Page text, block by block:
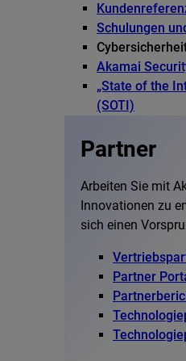
Schulungen
Akamai
„State of the
(SOTI)
Partner
Arbeiten Sie mit
Innovationen zu
sich einen
Partner